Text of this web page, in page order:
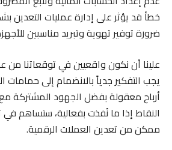
خطأ قد يؤثر على إدارة عمليات التعدين
ضرورة توفير تهوية وتبريد مناسبين
علينا أن نكون واقعيين في توقعاتنا من
يجب التفكير جدياً بالانضمام إلى
أرباح معقولة بفضل الجهود المشتركة
النقاط إذا ما نُفذت بفعالية، ستساهم
ممكن من تعدين العملات الرقمية.